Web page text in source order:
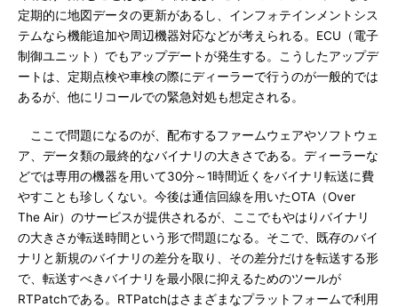
定期的に地図データの更新があるし、インフォテインメントシス
テムなら機能追加や周辺機器対応などが考えられる。ECU（電子
制御ユニット）でもアップデートが発生する。こうしたアップデ
ートは、定期点検や車検の際にディーラーで行うのが一般的では
あるが、他にリコールでの緊急対処も想定される。
ここで問題になるのが、配布するファームウェアやソフトウェ
ア、データ類の最終的なバイナリの大きさである。ディーラーな
どでは専用の機器を用いて30分～1時間近くをバイナリ転送に費
やすことも珍しくない。今後は通信回線を用いたOTA（Over
The Air）のサービスが提供されるが、ここでもやはりバイナリ
の大きさが転送時間という形で問題になる。そこで、既存のバイ
ナリと新規のバイナリの差分を取り、その差分だけを転送する形
で、転送すべきバイナリを最小限に抑えるためのツールが
RTPatchである。RTPatchはさまざまなプラットフォームで利用